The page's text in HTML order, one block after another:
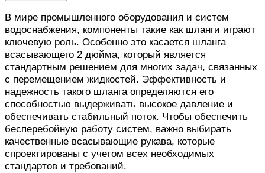
В мире промышленного оборудования и систем
водоснабжения, компоненты такие как шланги играют
ключевую роль. Особенно это касается шланга
всасывающего 2 дюйма, который является
стандартным решением для многих задач, связанных
с перемещением жидкостей. Эффективность и
надежность такого шланга определяются его
способностью выдерживать высокое давление и
обеспечивать стабильный поток. Чтобы обеспечить
бесперебойную работу систем, важно выбирать
качественные всасывающие рукава, которые
спроектированы с учетом всех необходимых
стандартов и требований.